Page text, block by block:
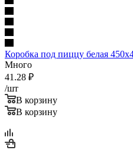
Коробка под пиццу белая
Много
41.28 ₽
/шт
В корзину
В корзину